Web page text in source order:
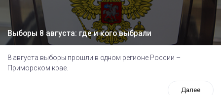
Выборы 8 августа: где и кого выбрали
8 августа выборы прошли в одном регионе России –
Приморском крае.
Далее